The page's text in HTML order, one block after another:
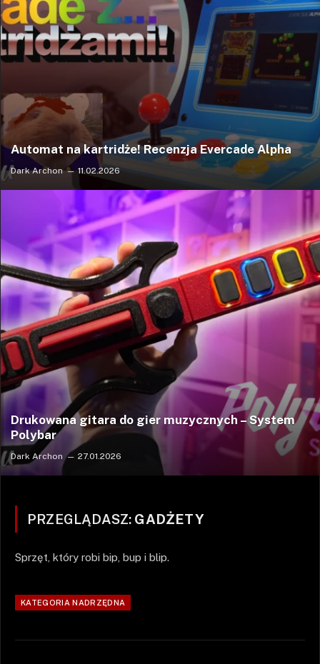
Automat na kartridże! Recenzja Evercade Alpha
Dark Archon 11.02.2026
Drukowana gitara do gier muzycznych – System
Polybar
Dark Archon 27.01.2026
PRZEGLĄDASZ: GADŻETY
Sprzęt, który robi bip, bup i blip.
KATEGORIA NADRZĘDNA